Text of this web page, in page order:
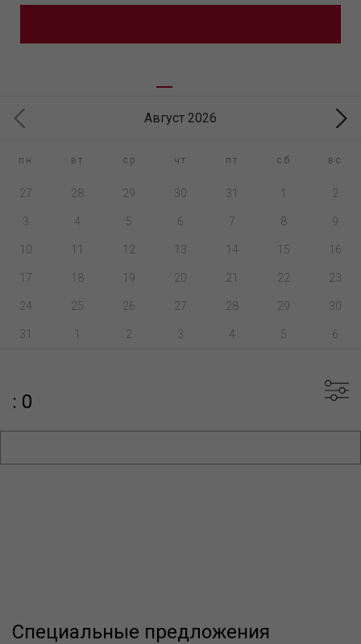
Август 2026
пн вт ср чт пт сб вс
27 28 29 30 31 1 2
3 4 5 6 7 8 9
10 11 12 13 14 15 16
17 18 19 20 21 22 23
24 25 26 27 28 29 30
31 1 2 3 4 5 6
: 0
Специальные предложения